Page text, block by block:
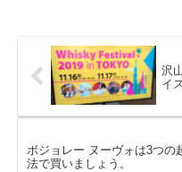
沢
イ
ボジョレー ヌーヴォは3つの
法で買いましょう。